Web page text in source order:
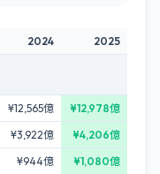
2024 2025
¥12,565億
¥12,978億
¥3,922億
¥4,206億
¥944億
¥1,080億